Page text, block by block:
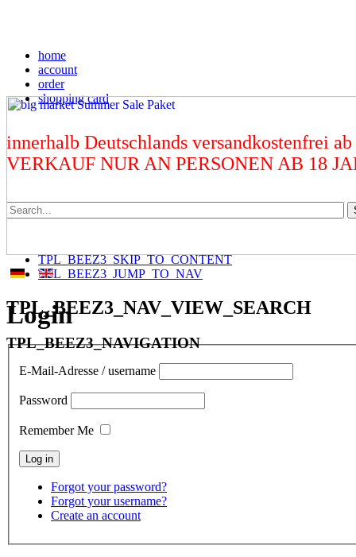
home
account
order
shopping card
innerhalb Deutschlands versandkostenfrei
VERKAUF NUR AN PERSONEN AB 18
TPL_BEEZ3_SKIP_TO_CONTENT
TPL_BEEZ3_JUMP_TO_NAV
TPL_BEEZ3_NAV_VIEW_SEARCH
TPL_BEEZ3_NAVIGATION
Login
E-Mail-Adresse / username
Password
Remember Me
Forgot your password?
Forgot your username?
Create an account